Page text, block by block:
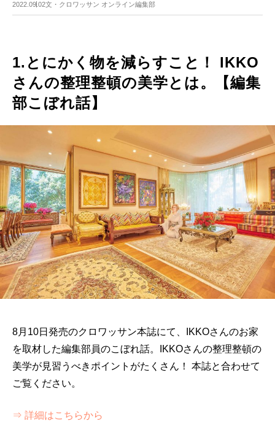
2022.09.02文・クロワッサン オンライン編集部
1.とにかく物を減らすこと！ IKKO
さんの整理整頓の美学とは。【編集
部こぼれ話】
8月10日発売のクロワッサン本誌にて、IKKOさんのお家
を取材した編集部員のこぼれ話。IKKOさんの整理整頓の
美学が見習うべきポイントがたくさん！ 本誌と合わせて
ご覧ください。
⇒ 詳細はこちらから